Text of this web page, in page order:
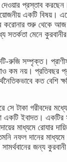
প্রস্তাব
একটি বিষয়।
করোনার শুরু থেকে আজ
সতর্কতা মেনে
রুজি সম্পৃক্ত।
কম নয়। প্রতিবছর
কত বেশি
টাকা গরীবদের
ইবাদত। একটির
মাধ্যমে রোযার
নফল দানের
জন্য